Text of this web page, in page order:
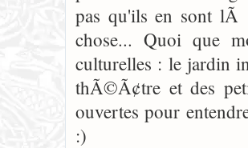
pas qu'ils en sont lÃ
chose... Quoi que
culturelles : le jardin
thÃ©Ã¢tre et des
ouvertes pour
:)